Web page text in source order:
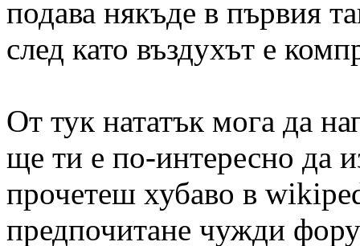
подава някъде в първия
след като въздухът е
От тук нататък мога да
ще ти е по-интересно да
прочетеш хубаво в
предпочитане чужди